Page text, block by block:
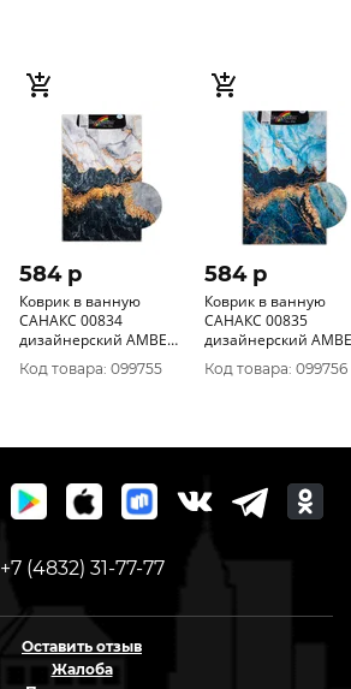
584 p
Коврик в ванную
САНАКС 00834
дизайнерский AMBER
A 140 одинарный 550 х
900 мм
Код товара: 099755
584 p
Коврик в ванную
САНАКС 00835
дизайнерский
A 143 одинарный 550 х
900 мм
Код товара: 099756
+7 (4832) 31-77-77
Оставить отзыв
Жалоба